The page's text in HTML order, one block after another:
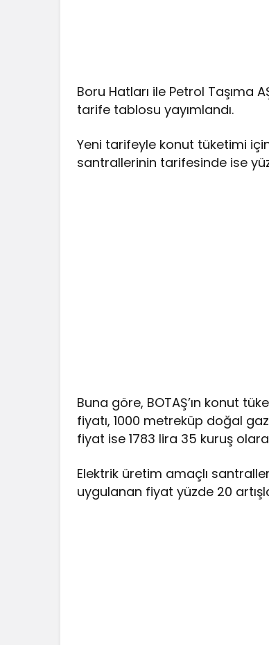
Boru Hatları ile Petrol Taşıma
tarife tablosu yayımlandı.
Yeni tarifeyle konut tüketimi
santrallerinin tarifesinde ise
Buna göre, BOTAŞ’ın konut
fiyatı, 1000 metreküp doğal
fiyat ise 1783 lira 35 kuruş
Elektrik üretim amaçlı
uygulanan fiyat yüzde 20